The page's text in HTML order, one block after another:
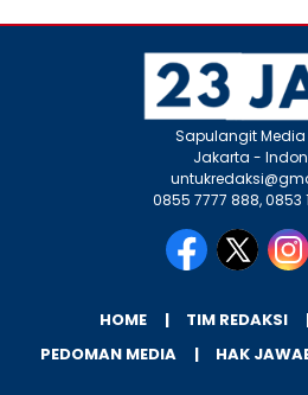
Sapulangit Media
Jakarta -
0855 7777 888, 0853
HOME TIM REDAKSI
PEDOMAN MEDIA
HAK